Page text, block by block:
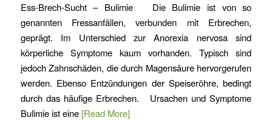
Ess-Brech-Sucht – Bulimie Die Bulimie ist von so
genannten Fressanfällen, verbunden mit Erbrechen,
geprägt. Im Unterschied zur Anorexia nervosa sind
körperliche Symptome kaum vorhanden. Typisch sind
jedoch Zahnschäden, die durch Magensäure hervorgerufen
werden. Ebenso Entzündungen der Speiseröhre, bedingt
durch das häufige Erbrechen. Ursachen und Symptome
Bulimie ist eine[Read More]